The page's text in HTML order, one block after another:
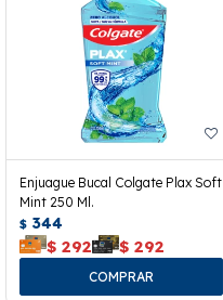
Enjuague Bucal Colgate Plax Soft
Mint 250 Ml.
$ 344
$ 292 $ 292